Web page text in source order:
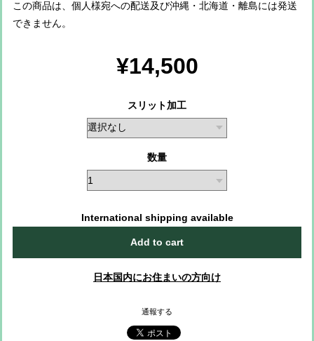
この商品は、個人様宛への配送及び沖縄・北海道・離島には発送
できません。
¥14,500
スリット加工
数量
International shipping available
Add to cart
日本国内にお住まいの方向け
通報する